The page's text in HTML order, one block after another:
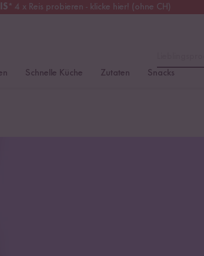
* 4 x Reis probieren - klicke hier! (ohne CH)
Kostenloser Versand
Schnelle Küche Zutaten Snacks